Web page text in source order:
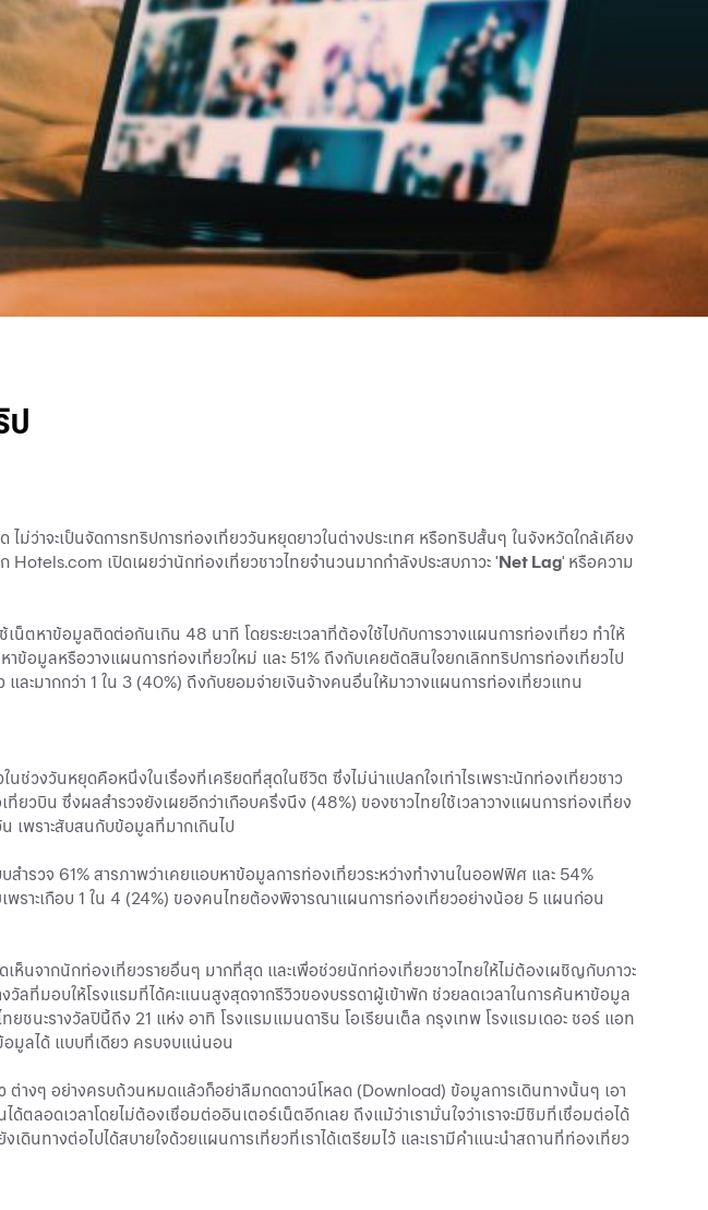
ป
าจะเป็นจัดการทริปการท่องเที่ยววันหยุดยาวในต่างประเทศ หรือทริปสั้นๆ ในจังหวัดใกล้เคียง
Hotels.com เปิดเผยว่านักท่องเที่ยวชาวไทยจำนวนมากกำลังประสบภาวะ 'Net Lag' หรือความ
น็ตหาข้อมูลติดต่อกันเกิน 48 นาที โดยระยะเวลาที่ต้องใช้ไปกับการวางแผนการท่องเที่ยว ทำให้
อมูลหรือวางแผนการท่องเที่ยวใหม่ และ 51% ถึงกับเคยตัดสินใจยกเลิกทริปการท่องเที่ยวไป
ะมากกว่า 1 ใน 3 (40%) ถึงกับยอมจ่ายเงินจ้างคนอื่นให้มาวางแผนการท่องเที่ยวแทน
ช่วงวันหยุดคือหนึ่งในเรื่องที่เครียดที่สุดในชีวิต ซึ่งไม่น่าแปลกใจเท่าไรเพราะนักท่องเที่ยวชาว
วบิน ซึ่งผลสำรวจยังเผยอีกว่าเกือบครึ่งนึง (48%) ของชาวไทยใช้เวลาวางแผนการท่องเที่ยง
เพราะสับสนกับข้อมูลที่มากเกินไป
รวจ 61% สารภาพว่าเคยแอบหาข้อมูลการท่องเที่ยวระหว่างทำงานในออฟฟิศ และ 54%
ราะเกือบ 1 ใน 4 (24%) ของคนไทยต้องพิจารณาแผนการท่องเที่ยวอย่างน้อย 5 แผนก่อน
นจากนักท่องเที่ยวรายอื่นๆ มากที่สุด และเพื่อช่วยนักท่องเที่ยวชาวไทยให้ไม่ต้องเผชิญกับภาวะ
ลที่มอบให้โรงแรมที่ได้คะแนนสูงสุดจากรีวิวของบรรดาผู้เข้าพัก ช่วยลดเวลาในการค้นหาข้อมูล
นะรางวัลปีนี้ถึง 21 แห่ง อาทิ โรงแรมแมนดาริน โอเรียนเต็ล กรุงเทพ โรงแรมเดอะ ชอร์ แอท
ข้อมูลได้ แบบที่เดียว ครบจบแน่นอน
างๆ อย่างครบถ้วนหมดแล้วก็อย่าลืมกดดาวน์โหลด (Download) ข้อมูลการเดินทางนั้นๆ เอา
ลอดเวลาโดยไม่ต้องเชื่อมต่ออินเตอร์เน็ตอีกเลย ถึงแม้ว่าเรามั่นใจว่าเราจะมีชิมที่เชื่อมต่อได้
นทางต่อไปได้สบายใจด้วยแผนการเที่ยวที่เราได้เตรียมไว้ และเรามีคำแนะนำสถานที่ท่องเที่ยว